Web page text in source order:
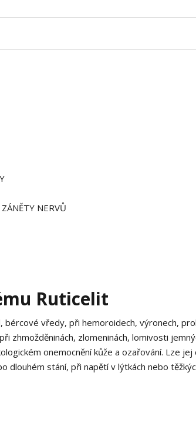
NERVŮ
Ruticelit
bércové vředy, při hemoroidech, výronech,
zlomeninách, lomivosti
onemocnění kůže a ozařování. Lze
dlouhém stání, při napětí v lýtkách nebo